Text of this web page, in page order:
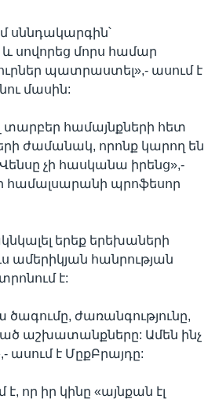
սննդակարգին՝
և սովորեց մորս համար
պատրաստել»,- ասում է
մասին:
տարբեր համայնքների հետ
ժամանակ, որոնք կարող են
չի հասկանա իրենց»,-
համալսարանի պրոֆեսոր
երեք երեխաների
ամերիկյան հանրության
է:
ծագումը, ժառանգությունը,
աշխատանքները: Ամեն ինչ
ասում է ՄըքԲրայդը:
է, որ իր կինը «այնքան էլ